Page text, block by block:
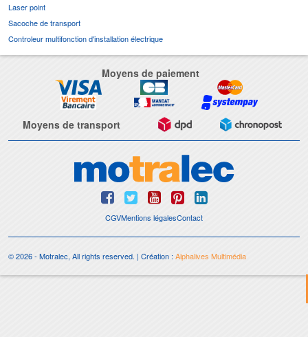
Laser point
Sacoche de transport
Controleur multifonction d'installation électrique
Moyens de paiement
Moyens de transport
CGVMentions légalesContact
© 2026 - Motralec, All rights reserved. | Création : Alphalives Multimédia